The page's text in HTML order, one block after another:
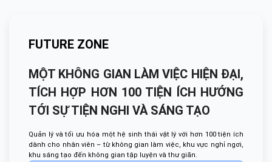
FUTURE ZONE
MỘT KHÔNG GIAN LÀM VIỆC HIỆN ĐẠI,
TÍCH HỢP HƠN 100 TIỆN ÍCH HƯỚNG
TỚI SỰ TIỆN NGHI VÀ SÁNG TẠO
Quản lý và tối ưu hóa một hệ sinh thái vật lý với hơn 100 tiện ích
dành cho nhân viên – từ không gian làm việc, khu vực nghỉ ngơi,
khu sáng tạo đến không gian tập luyện và thư giãn.